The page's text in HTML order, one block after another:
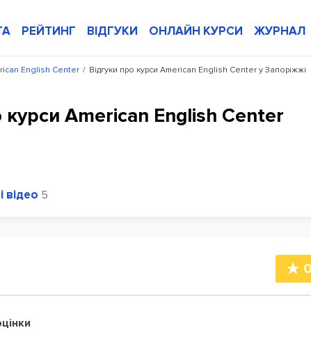
РЕЙТИНГ ВІДГУКИ ОНЛАЙН КУРСИ ЖУРНАЛ
/
English Center Відгуки про курси American English Center у Запоріжжі
курси American English Center
відео 5
0